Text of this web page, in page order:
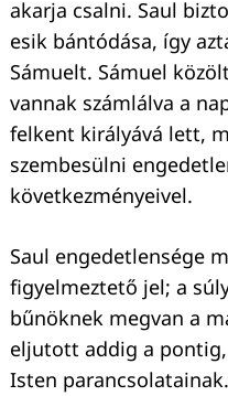
akarja csalni. Saul
esik bántódása, így
Sámuelt. Sámuel
vannak számlálva a
felkent királyává lett,
szembesülni
következményeivel.
Saul engedetlensége
figyelmeztető jel; a
bűnöknek megvan a
eljutott addig a
Isten